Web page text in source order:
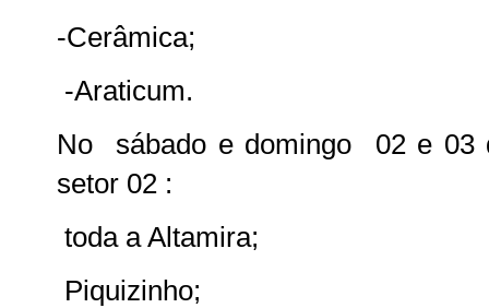
-Cerâmica;
-Araticum.
No sábado e domingo 02 e 03
setor 02 :
toda a Altamira;
Piquizinho;